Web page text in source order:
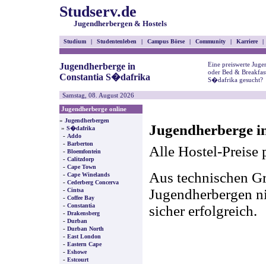
Studserv.de
Jugendherbergen & Hostels
Studium | Studentenleben | Campus Börse | Community | Karriere |
Jugendherberge in
Constantia S�dafrika
Eine preiswerte
oder Bed &
S�dafrika gesucht?
Samstag, 08. August 2026
Jugendherberge online
» Jugendherbergen
» S�dafrika
- Addo
- Barberton
- Bloemfontein
- Calitzdorp
- Cape Town
- Cape Winelands
- Cederberg Concerva
- Cintsa
- Coffee Bay
- Constantia
- Drakensberg
- Durban
- Durban North
- East London
- Eastern Cape
- Eshowe
- Estcourt
Jugendherberge
Alle Hostel-Preise
Aus technischen
Jugendherbergen
sicher erfolgreich.